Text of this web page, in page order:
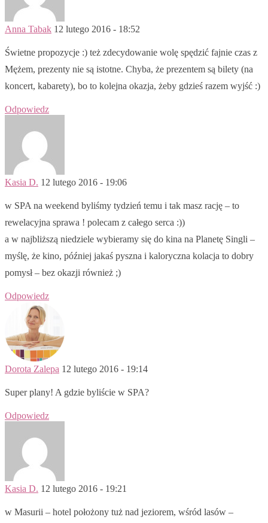
Anna Tabak 12 lutego 2016 - 18:52
Świetne propozycje :) też zdecydowanie wolę spędzić fajnie czas z
Mężem, prezenty nie są istotne. Chyba, że prezentem są bilety (na
koncert, kabarety), bo to kolejna okazja, żeby gdzieś razem wyjść :)
Odpowiedz
Kasia D. 12 lutego 2016 - 19:06
w SPA na weekend byliśmy tydzień temu i tak masz rację – to
rewelacyjna sprawa ! polecam z całego serca :))
a w najbliższą niedziele wybieramy się do kina na Planetę Singli –
myślę, że kino, później jakaś pyszna i kaloryczna kolacja to dobry
pomysł – bez okazji również ;)
Odpowiedz
Dorota Zalepa 12 lutego 2016 - 19:14
Super plany! A gdzie byliście w SPA?
Odpowiedz
Kasia D. 12 lutego 2016 - 19:21
w Masurii – hotel położony tuż nad jeziorem, wśród lasów –